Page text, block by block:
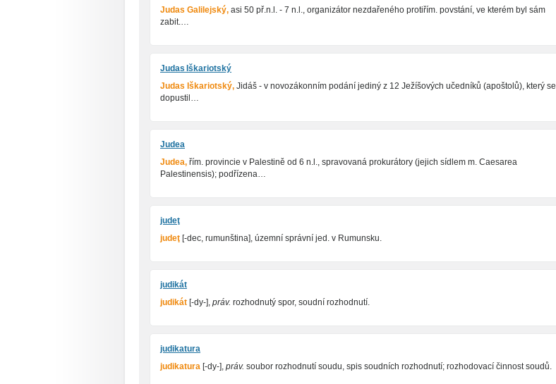
Judas Galilejský, asi 50 př.n.l. - 7 n.l., organizátor nezdařeného protiřím. povstání, ve kterém byl sám
zabit.…
Judas Iškariotský
Judas Iškariotský, Jidáš - v novozákonním podání jediný z 12 Ježíšových učedníků (apoštolů), který se
dopustil…
Judea
Judea, řím. provincie v Palestině od 6 n.l., spravovaná prokurátory (jejich sídlem m. Caesarea
Palestinensis); podřízena…
judeţ
judeţ [-dec, rumunština], územní správní jed. v Rumunsku.
judikát
judikát [-dy-], práv. rozhodnutý spor, soudní rozhodnutí.
judikatura
judikatura [-dy-], práv. soubor rozhodnutí soudu, spis soudních rozhodnutí; rozhodovací činnost soudů.